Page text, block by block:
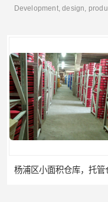
Development, design,